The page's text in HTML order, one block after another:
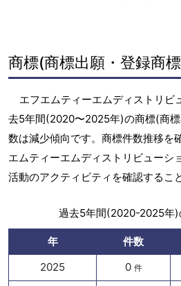
商標(商標出願・登録商
エフエムティーエムディストリビ
去5年間(2020〜2025年)の商標(商
数は減少傾向です。商標件数推移を
エムティーエムディストリビューシ
活動のアクティビティを確認するこ
過去5年間(2020-2025年)
年 件数
2025
0 件